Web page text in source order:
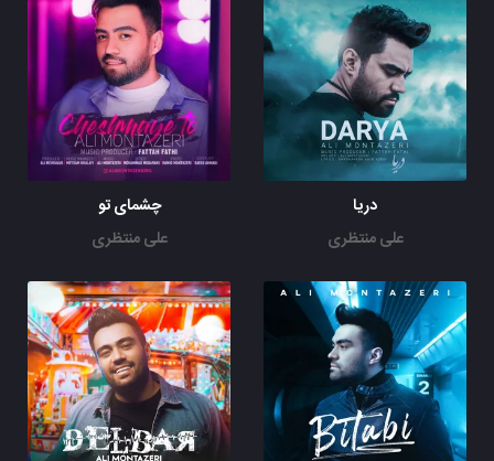
دریا
علی منتظری
چشمای تو
علی منتظری